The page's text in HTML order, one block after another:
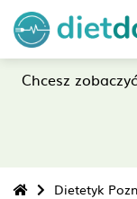
Chcesz zobaczyć
Dietetyk